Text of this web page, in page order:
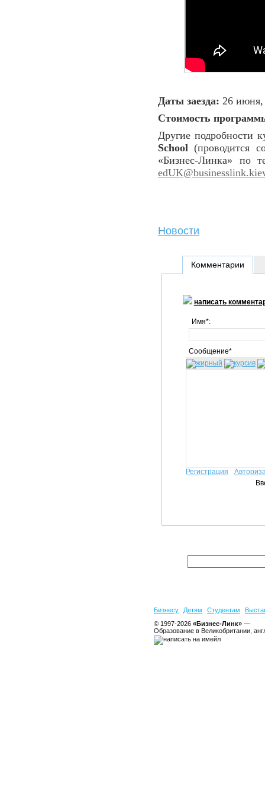
Даты заезда: 26 июня,
Стоимость
Другие подробности
School (проводится
«Бизнес-Линка» по
Новости
Комментарии
написать
Имя*:
Сообщение*
Регистрация
Бизнесу Детям Студентам
© 1997-2026 «Бизнес-Линк» —
Образование в Великобритании,